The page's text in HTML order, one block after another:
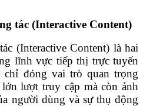
tác (Interactive Content)
(Interactive Content) là hai
lĩnh vực tiếp thị trực tuyến
chỉ đóng vai trò quan trọng
lượt truy cập mà còn ảnh
người dùng và sự thụ động